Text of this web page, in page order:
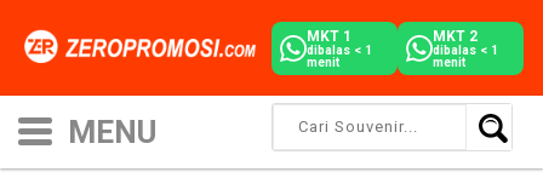
MKT 1
dibalas < 1
menit
MKT 2
dibalas < 1
menit